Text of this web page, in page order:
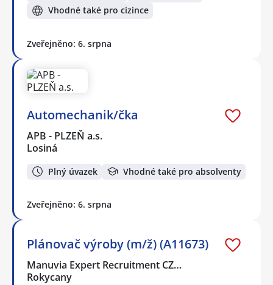
Vhodné také pro cizince
Zveřejněno: 6. srpna
Automechanik/čka
APB - PLZEŇ a.s.
Losiná
Plný úvazek Vhodné také pro absolventy
Zveřejněno: 6. srpna
Plánovač výroby (m/ž) (A11673)
Manuvia Expert Recruitment CZ…
Rokycany